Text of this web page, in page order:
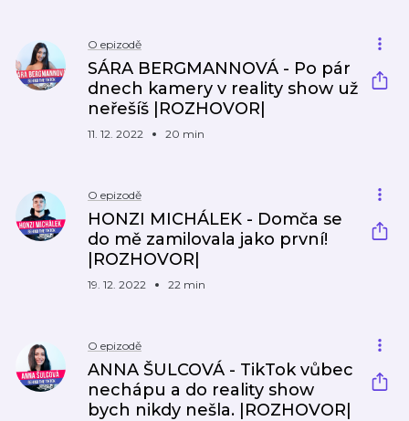
O epizodě
SÁRA BERGMANNOVÁ - Po pár
dnech kamery v reality show už
neřešíš |ROZHOVOR|
11. 12. 2022 20 min
O epizodě
HONZI MICHÁLEK - Domča se
do mě zamilovala jako první!
|ROZHOVOR|
19. 12. 2022 22 min
O epizodě
ANNA ŠULCOVÁ - TikTok vůbec
nechápu a do reality show
bych nikdy nešla. |ROZHOVOR|